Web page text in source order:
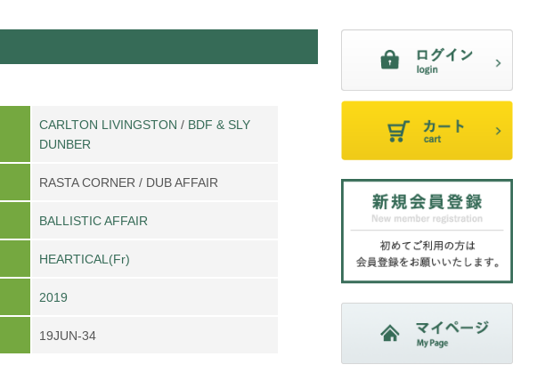
CARLTON LIVINGSTON / BDF & SLY
DUNBER
RASTA CORNER / DUB AFFAIR
BALLISTIC AFFAIR
HEARTICAL(Fr)
2019
19JUN-34